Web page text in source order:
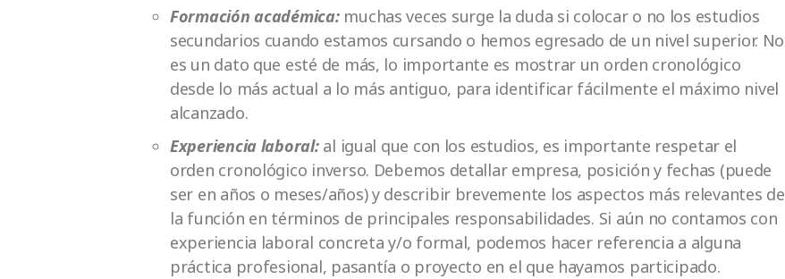
Formación académica:muchas veces surge la duda si colocar o no los estudios
secundarios cuando estamos cursando o hemos egresado de un nivel superior. No
es un dato que esté de más, lo importante es mostrar un orden cronológico
desde lo más actual a lo más antiguo, para identificar fácilmente el máximo nivel
alcanzado.
Experiencia laboral:al igual que con los estudios, es importante respetar el
orden cronológico inverso. Debemos detallar empresa, posición y fechas (puede
ser en años o meses/años) y describir brevemente los aspectos más relevantes de
la función en términos de principales responsabilidades. Si aún no contamos con
experiencia laboral concreta y/o formal, podemos hacer referencia a alguna
práctica profesional, pasantía o proyecto en el que hayamos participado.